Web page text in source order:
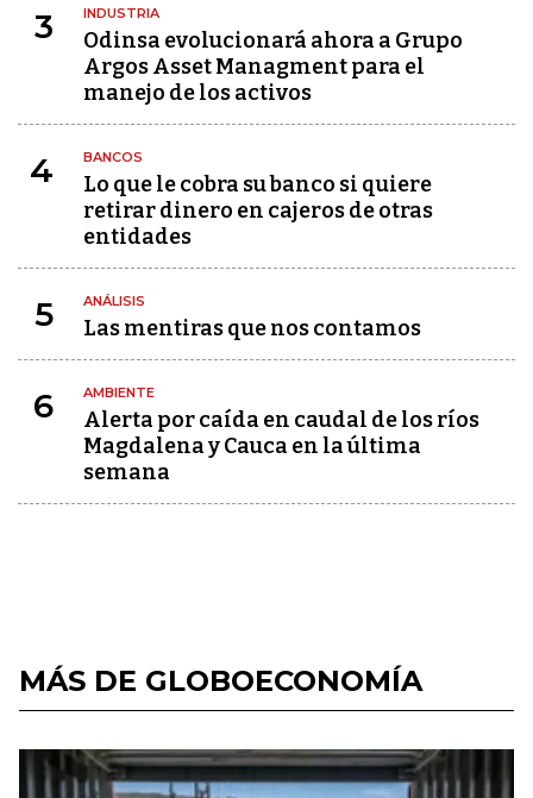
3 INDUSTRIA
Odinsa evolucionará ahora a Grupo
Argos Asset Managment para el
manejo de los activos
4 BANCOS
Lo que le cobra su banco si quiere
retirar dinero en cajeros de otras
entidades
5 ANÁLISIS
Las mentiras que nos contamos
6 AMBIENTE
Alerta por caída en caudal de los ríos
Magdalena y Cauca en la última
semana
MÁS DE GLOBOECONOMÍA